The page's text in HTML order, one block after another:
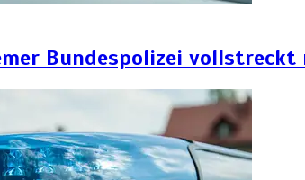
Bundespolizei